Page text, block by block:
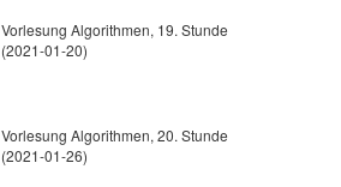
Vorlesung Algorithmen, 19. Stunde
(2021-01-20)
Vorlesung Algorithmen, 20. Stunde
(2021-01-26)